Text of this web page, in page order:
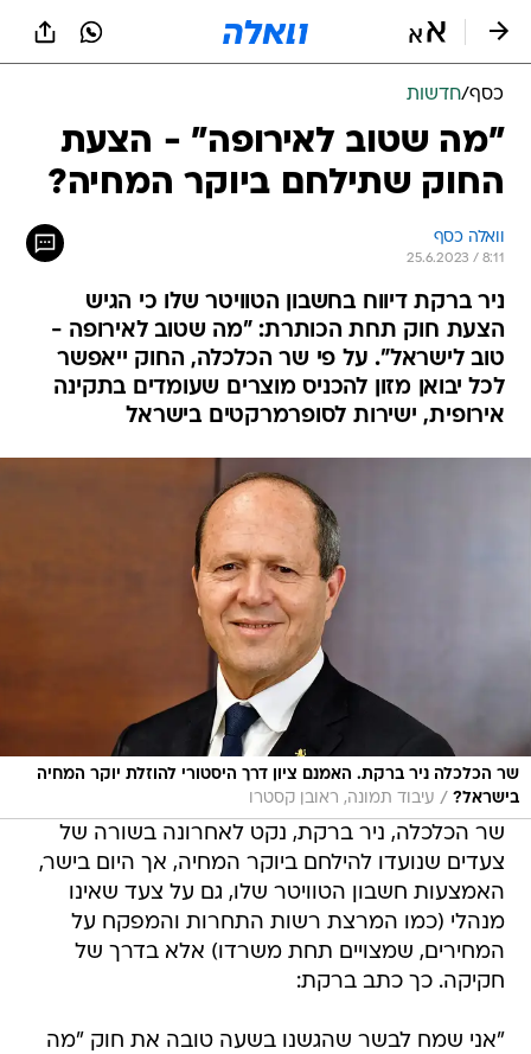
כסף/חדשות
"מה שטוב לאירופה" - הצעת
החוק שתילחם ביוקר המחיה?
וואלה כסף
25.6.2023 / 8:11
ניר ברקת דיווח בחשבון הטוויטר שלו כי הגיש
הצעת חוק תחת הכותרת: "מה שטוב לאירופה -
טוב לישראל". על פי שר הכלכלה, החוק ייאפשר
לכל יבואן מזון להכניס מוצרים שעומדים בתקינה
אירופית, ישירות לסופרמרקטים בישראל
שר הכלכלה ניר ברקת. האמנם ציון דרך היסטורי להוזלת יוקר המחיה
בישראל? / עיבוד תמונה, ראובן קסטרו
שר הכלכלה, ניר ברקת, נקט לאחרונה בשורה של
צעדים שנועדו להילחם ביוקר המחיה, אך היום בישר,
האמצעות חשבון הטוויטר שלו, גם על צעד שאינו
מנהלי (כמו המרצת רשות התחרות והמפקח על
המחירים, שמצויים תחת משרדו) אלא בדרך של
חקיקה. כך כתב ברקת:
"‏אני שמח לבשר שהגשנו בשעה טובה את חוק "מה